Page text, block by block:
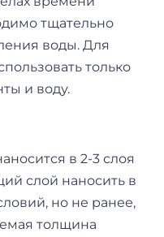
тщательно
воды. Для
только
и воду.
в 2-3 слоя
слой наносить в
но не ранее,
толщина